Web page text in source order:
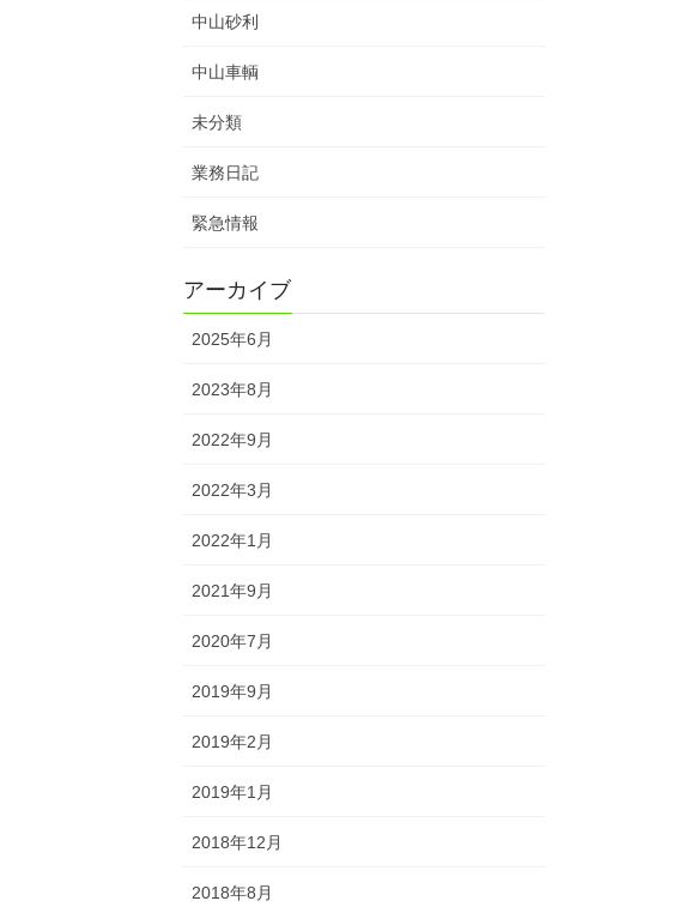
中山砂利
中山車輌
未分類
業務日記
緊急情報
アーカイブ
2025年6月
2023年8月
2022年9月
2022年3月
2022年1月
2021年9月
2020年7月
2019年9月
2019年2月
2019年1月
2018年12月
2018年8月